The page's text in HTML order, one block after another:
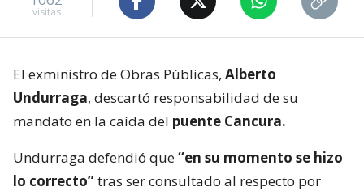
visitas
El exministro de Obras Públicas, Alberto
Undurraga, descartó responsabilidad de su
mandato en la caída del puente Cancura.
Undurraga defendió que“en su momento se hizo
lo correcto”tras ser consultado al respecto por